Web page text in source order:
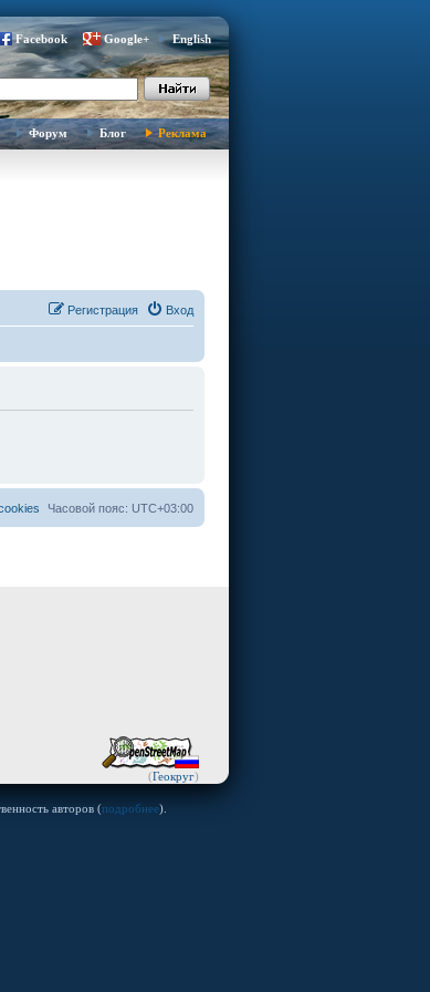
Facebook Google+ English
Форум Блог Реклама
Вход
Регистрация
Часовой пояс: UTC+03:00
(Геокруг)
авторов (подробнее).